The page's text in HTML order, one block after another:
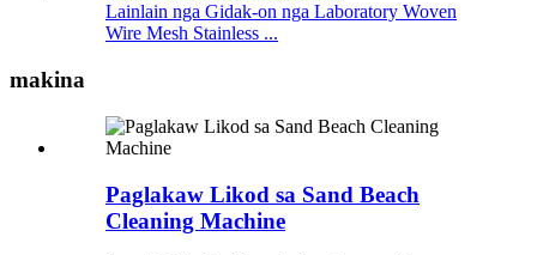
Lainlain nga Gidak-on nga Laboratory Woven
Wire Mesh Stainless ...
makina
Paglakaw Likod sa Sand Beach
Cleaning Machine